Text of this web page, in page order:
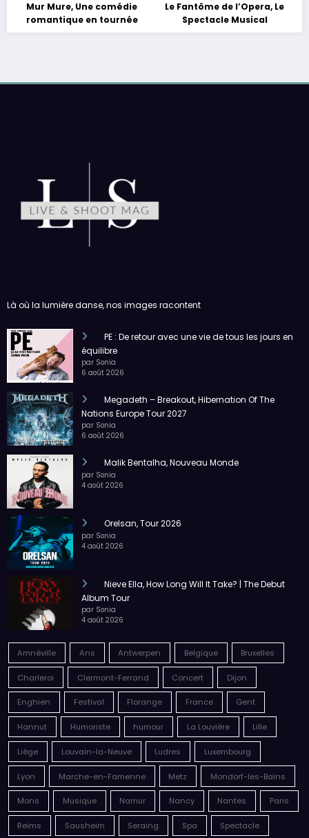
Mur Mure, Une comédie
romantique en tournée
Le Fantôme de l’Opera, Le
Spectacle Musical
Là où la lumière danse, nos images racontent
PE : De retour avec une vie de tous les jours en
équilibre
par Sonia
6 août 2026
Megadeth – Breakout, Hibernation Of The
Nations Europe Tour 2027
par Sonia
6 août 2026
Malik Bentalha, Nouveau Monde
par Sonia
4 août 2026
Orelsan, Tour 2026
par Sonia
4 août 2026
Nieve Ella, How Long Will It Take? | The Debut
Album Tour
par Sonia
4 août 2026
Amnéville Ans Antwerpen Belgique Bruxelles
Charleroi Clermont-Ferrand Concert Dijon
Enghien Festival Florange France Gent
Hannut Humoriste humour La Louvière Lille
Liège Louvain-la-Neuve Ludres Luxembourg
Lyon Marche-en-Famenne Metz Mondorf-les-Bains
Mons Musique Namur Nancy Nantes Paris
Reims Sausheim Seraing Spa Spectacle